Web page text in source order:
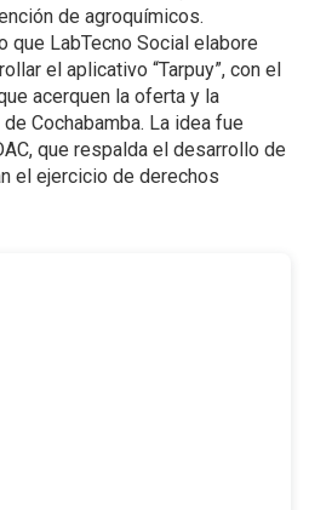
de agroquímicos.
que LabTecno Social elabore
el aplicativo “Tarpuy”, con el
acerquen la oferta y la
Cochabamba. La idea fue
que respalda el desarrollo de
el ejercicio de derechos